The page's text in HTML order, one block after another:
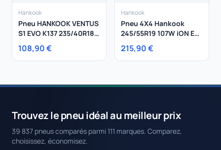
Hankook
Pneu HANKOOK VENTUS
S1 EVO K137 235/40R18
95Y
108,90 €
Hankook
Pneu 4X4 Hankook
245/55R19 107W iON Evo
SUV XL
215,90 €
Trouvez le pneu idéal au meilleur prix
39 837 pneus comparés parmi 111 marques. Comparez,
choisissez, économisez.